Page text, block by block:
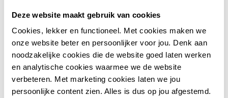
Deze website maakt gebruik van cookies
Cookies, lekker en functioneel. Met cookies maken we
onze website beter en persoonlijker voor jou. Denk aan
noodzakelijke cookies die de website goed laten werken
en analytische cookies waarmee we de website
verbeteren. Met marketing cookies laten we jou
persoonlijke content zien. Alles is dus op jou afgestemd.